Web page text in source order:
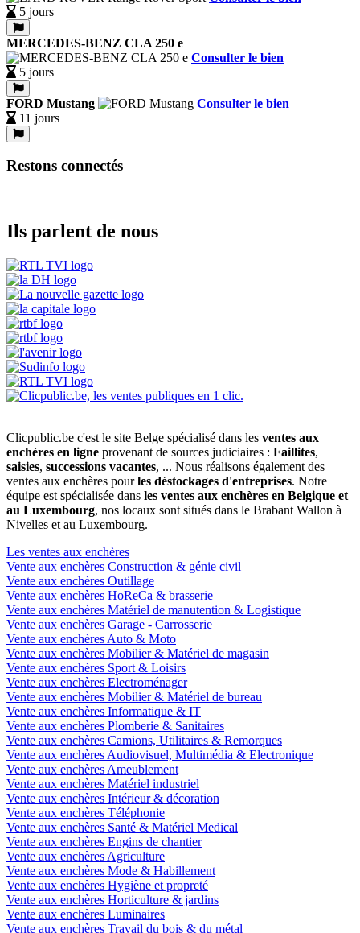
5 jours
MERCEDES-BENZ CLA 250 e
Consulter le bien
5 jours
FORD Mustang
Consulter le bien
11 jours
Restons connectés
Ils parlent de nous
Clicpublic.be c'est le site Belge spécialisé dans les ventes aux
enchères en ligne provenant de sources judiciaires : Faillites,
saisies, successions vacantes, ... Nous réalisons également des
ventes aux enchères pourles déstockages d'entreprises. Notre
équipe est spécialisée dans les ventes aux enchères en Belgique et
au Luxembourg, nos locaux sont situés dans le Brabant Wallon à
Nivelles et au Luxembourg.
Les ventes aux enchères
Vente aux enchères Construction & génie civil
Vente aux enchères Outillage
Vente aux enchères HoReCa & brasserie
Vente aux enchères Matériel de manutention & Logistique
Vente aux enchères Garage - Carrosserie
Vente aux enchères Auto & Moto
Vente aux enchères Mobilier & Matériel de magasin
Vente aux enchères Sport & Loisirs
Vente aux enchères Electroménager
Vente aux enchères Mobilier & Matériel de bureau
Vente aux enchères Informatique & IT
Vente aux enchères Plomberie & Sanitaires
Vente aux enchères Camions, Utilitaires & Remorques
Vente aux enchères Audiovisuel, Multimédia & Electronique
Vente aux enchères Ameublement
Vente aux enchères Matériel industriel
Vente aux enchères Intérieur & décoration
Vente aux enchères Téléphonie
Vente aux enchères Santé & Matériel Medical
Vente aux enchères Engins de chantier
Vente aux enchères Agriculture
Vente aux enchères Mode & Habillement
Vente aux enchères Hygiène et propreté
Vente aux enchères Horticulture & jardins
Vente aux enchères Luminaires
Vente aux enchères Travail du bois & du métal